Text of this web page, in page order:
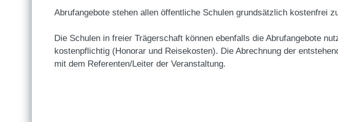
Abrufangebote stehen allen öffentliche Schulen grundsätzlich kostenfrei
Die Schulen in freier Trägerschaft können ebenfalls die Abrufangebote
kostenpflichtig (Honorar und Reisekosten). Die Abrechnung der
mit dem Referenten/Leiter der Veranstaltung.